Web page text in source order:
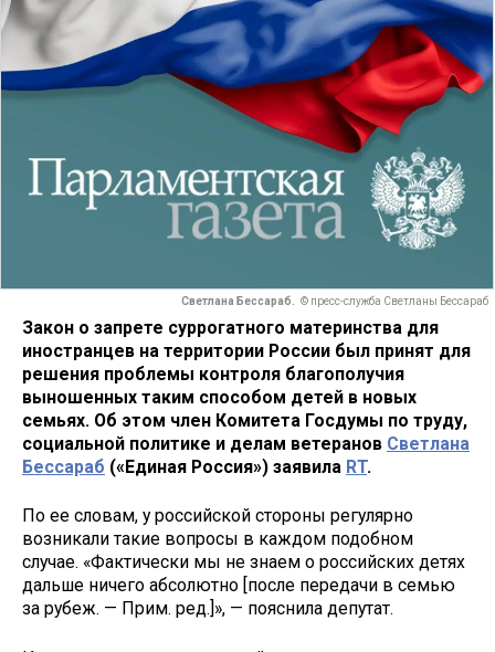
Светлана Бессараб. © пресс-служба Светланы Бессараб
Закон о запрете суррогатного материнства для
иностранцев на территории России был принят для
решения проблемы контроля благополучия
выношенных таким способом детей в новых
семьях. Об этом член Комитета Госдумы по труду,
социальной политике и делам ветеранов Светлана
Бессараб («Единая Россия») заявила RT.
По ее словам, у российской стороны регулярно
возникали такие вопросы в каждом подобном
случае. «Фактически мы не знаем о российских детях
дальше ничего абсолютно [после передачи в семью
за рубеж. — Прим. ред.]», — пояснила депутат.